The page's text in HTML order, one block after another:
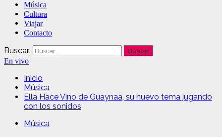
Música
Cultura
Viajar
Contacto
Buscar:
En vivo
Inicio
Música
Ella Hace Vino de Guaynaa, su nuevo tema jugando
con los sonidos
Música